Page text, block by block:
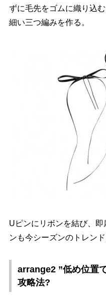
ずに毛先をゴムに織り込
細い三つ編みを作る。
Uピンにリボンを結び、
ンも今シーズンのトレン
arrange2 ”低め位置
攻略法?